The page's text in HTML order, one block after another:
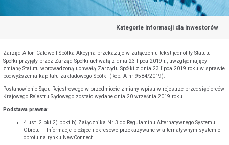
Kategorie informacji dla inwestorów
Zarząd Aiton Caldwell Spółka Akcyjna przekazuje w załączeniu tekst jednolity Statutu
Spółki przyjęty przez Zarząd Spółki uchwałą z dnia 23 lipca 2019 r., uwzględniający
zmianę Statutu wprowadzoną uchwałą Zarządu Spółki z dnia 23 lipca 2019 roku w sprawie
podwyższenia kapitału zakładowego Spółki (Rep. A nr 9584/2019).
Postanowienie Sądu Rejestrowego w przedmiocie zmiany wpisu w rejestrze przedsiębiorców
Krajowego Rejestru Sądowego zostało wydane dnia 20 września 2019 roku.
Podstawa prawna:
4 ust. 2 pkt 2) ppkt b) Załącznika Nr 3 do Regulaminu Alternatywnego Systemu
Obrotu – Informacje bieżące i okresowe przekazywane w alternatywnym systemie
obrotu na rynku NewConnect.